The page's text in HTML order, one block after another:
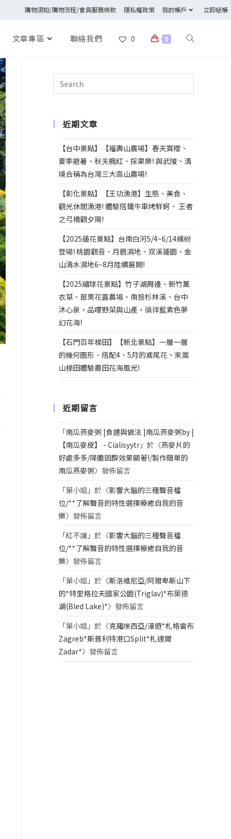
購物須知/購物流程/會員服務條款 隱私權政策 我的帳戶 立即結帳
文章專區 聯絡我們 0 0
近期文章
【台中景點】【福壽山農場】春天賞櫻、
夏季避暑、秋天楓紅、採果樂! 與武陵、清
境合稱為台灣三大高山農場!
【彰化景點】【王功漁港】生態、美食、
觀光休閒漁港! 體驗搭鐵牛車烤鮮蚵、 王者
之弓橋觀夕陽!
【2025蓮花景點】台南白河5/4~6/14繽紛
登場! 桃園觀音、月眉濕地、双溪蓮園、金
山清水濕地6~8月陸續展開!
【2025繡球花景點】竹子湖周邊、新竹薰
衣草、苗栗花露農場、南投杉林溪、台中
沐心泉，品嚐野菜與山產，徜徉藍紫色夢
幻花海!
【石門百年梯田】【新北景點】一層一層
的幾何圖形、搭配4、5月的鳶尾花、來嵩
山梯田體驗農田花海風光!
近期留言
「南瓜燕麥粥 |食譜與做法 |南瓜燕麥粥by |
【南瓜麥皮】 - Cialisyytr 」於〈燕麥片的
好處多多/降膽固醇效果顯著!/製作簡單的
南瓜燕麥粥〉發佈留言
「葉小姐 」於〈影響大腦的三種聲音檔
位/**了解聲音的特性選擇療癒自我的音
樂〉發佈留言
「紅不讓 」於〈影響大腦的三種聲音檔
位/**了解聲音的特性選擇療癒自我的音
樂〉發佈留言
「葉小姐 」於〈斯洛維尼亞/阿爾卑斯山下
的*特里格拉夫國家公園(Triglav)*布萊德
湖(Bled Lake)*〉發佈留言
「葉小姐 」於〈克羅埃西亞/漫遊*札格雷布
Zagreb*斯普利特港口Split*札達爾
Zadar*〉發佈留言